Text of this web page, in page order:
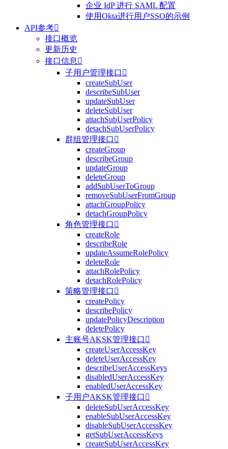
企业 IdP 进行 SAML 配置
使用Okta进行用户SSO的示例
API参考
接口概览
更新历史
接口信息 
子用户管理接口 
createSubUser
describeSubUser
updateSubUser
deleteSubUser
attachSubUserPolicy
detachSubUserPolicy
群组管理接口 
createGroup
describeGroup
updateGroup
deleteGroup
addSubUserToGroup
removeSubUserFromGroup
attachGroupPolicy
detachGroupPolicy
角色管理接口 
createRole
describeRole
updateAssumeRolePolicy
deleteRole
attachRolePolicy
detachRolePolicy
策略管理接口 
createPolicy
describePolicy
updatePolicyDescription
deletePolicy
主账号AKSK管理接口 
createUserAccessKey
deleteUserAccessKey
describeUserAccessKeys
disabledUserAccessKey
enabledUserAccessKey
子用户AKSK管理接口 
deleteSubUserAccessKey
enableSubUserAccessKey
disableSubUserAccessKey
getSubUserAccessKeys
createSubUserAccessKey